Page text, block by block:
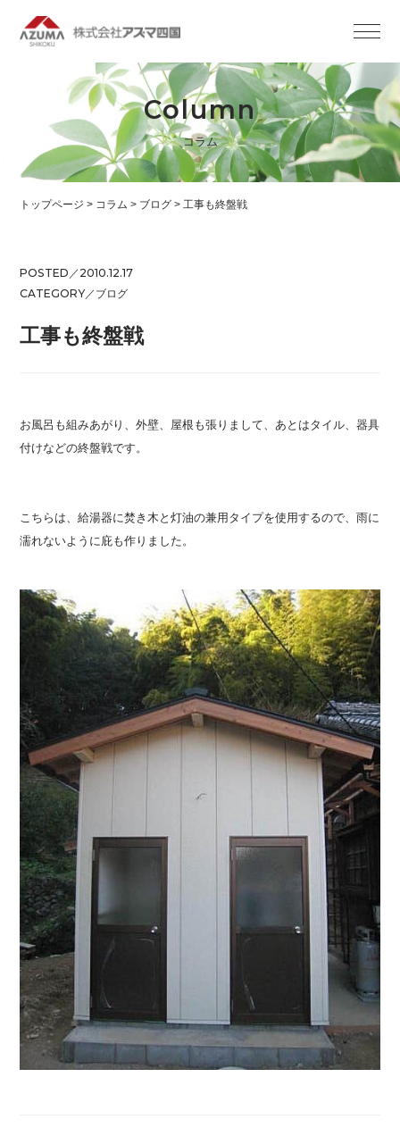
Column
コラム
トップページ > コラム > ブログ >工事も終盤戦
POSTED／2010.12.17
CATEGORY／ ブログ
工事も終盤戦
お風呂も組みあがり、外壁、屋根も張りまして、あとはタイル、器具
付けなどの終盤戦です。
こちらは、給湯器に焚き木と灯油の兼用タイプを使用するので、雨に
濡れないように庇も作りました。